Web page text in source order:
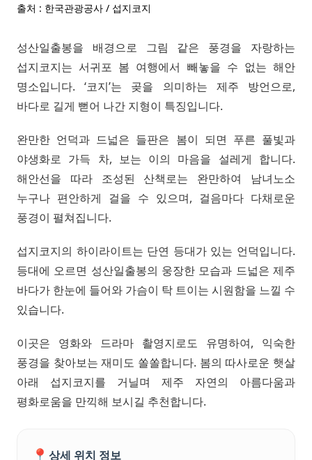
출처 : 한국관광공사 / 섭지코지
성산일출봉을 배경으로 그림 같은 풍경을 자랑하는
섭지코지는 서귀포 봄 여행에서 빼놓을 수 없는 해안
명소입니다. ‘코지’는 곶을 의미하는 제주 방언으로,
바다로 길게 뻗어 나간 지형이 특징입니다.
완만한 언덕과 드넓은 들판은 봄이 되면 푸른 풀빛과
야생화로 가득 차, 보는 이의 마음을 설레게 합니다.
해안선을 따라 조성된 산책로는 완만하여 남녀노소
누구나 편안하게 걸을 수 있으며, 걸음마다 다채로운
풍경이 펼쳐집니다.
섭지코지의 하이라이트는 단연 등대가 있는 언덕입니다.
등대에 오르면 성산일출봉의 웅장한 모습과 드넓은 제주
바다가 한눈에 들어와 가슴이 탁 트이는 시원함을 느낄 수
있습니다.
이곳은 영화와 드라마 촬영지로도 유명하여, 익숙한
풍경을 찾아보는 재미도 쏠쏠합니다. 봄의 따사로운 햇살
아래 섭지코지를 거닐며 제주 자연의 아름다움과
평화로움을 만끽해 보시길 추천합니다.
📍 상세 위치 정보